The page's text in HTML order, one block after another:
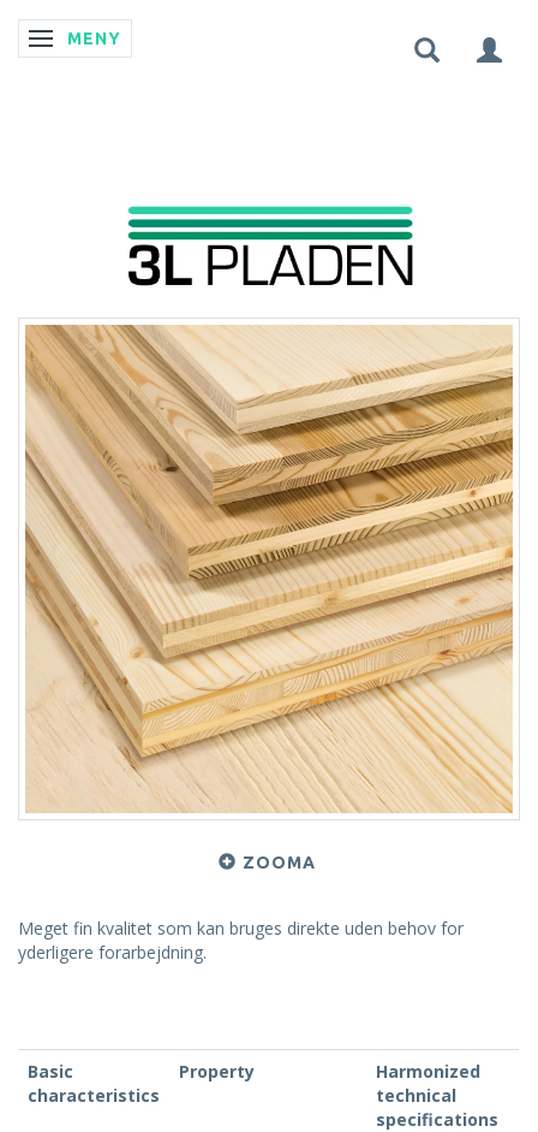
ÄNDRA NAVIGERING
MENY
ZOOMA
Meget fin kvalitet som kan bruges direkte uden behov for
yderligere forarbejdning.
Basic
characteristics
Property
Harmonized
technical
specifications